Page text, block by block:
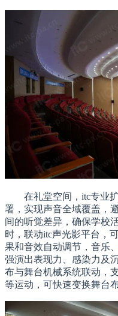
在礼堂空间，itc专业
署，实现声音全域覆盖，
间的听觉差异，确保学校
时，联动itc声光影平台，
果和音效自动调节，音乐
强演出表现力、感染力及
布与舞台机械系统联动，
等运动，可快速变换舞台